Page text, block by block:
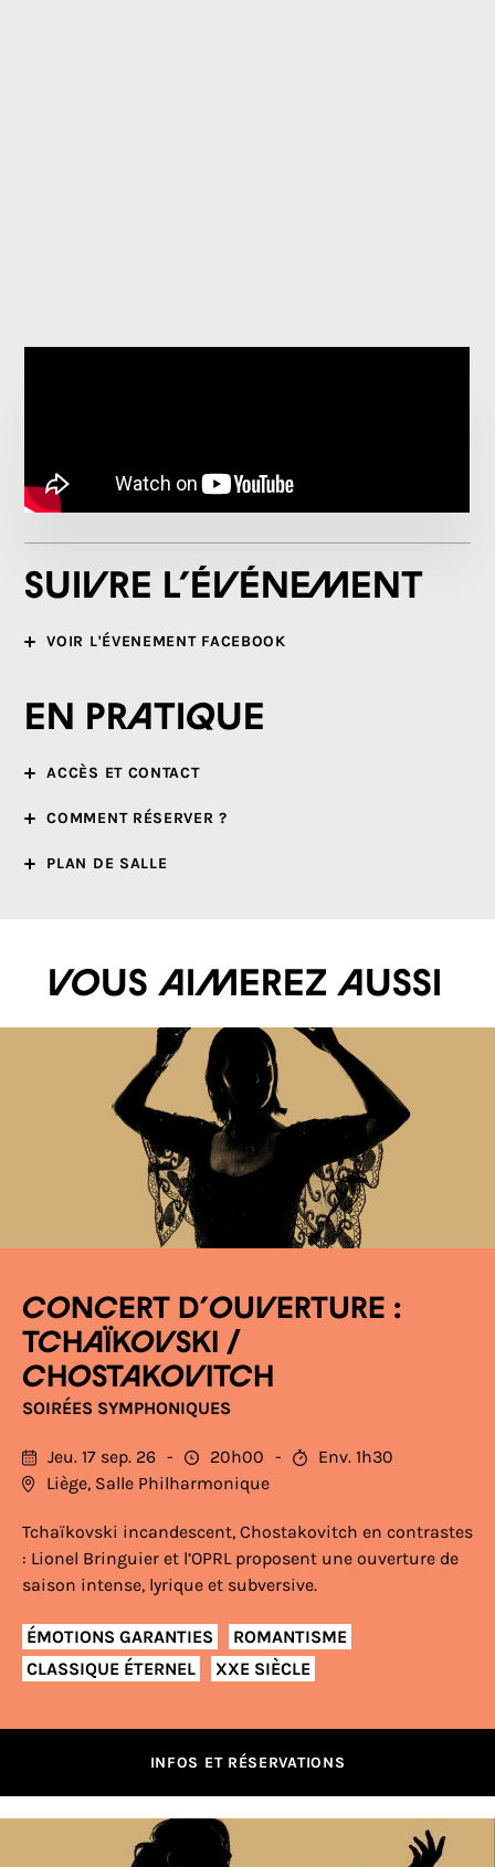
Suivre l’événement
VOIR L'ÉVENEMENT FACEBOOK
En pratique
ACCÈS ET CONTACT
COMMENT RÉSERVER ?
PLAN DE SALLE
Vous aimerez aussi
CONCERT D’OUVERTURE :
TCHAÏKOVSKI /
CHOSTAKOVITCH
SOIRÉES SYMPHONIQUES
Jeu. 17 sep. 26 20h00
Env. 1h30
Liège, Salle Philharmonique
Tchaïkovski incandescent, Chostakovitch en contrastes
: Lionel Bringuier et l’OPRL proposent une ouverture de
saison intense, lyrique et subversive.
ÉMOTIONS GARANTIES
ROMANTISME
CLASSIQUE ÉTERNEL
XXE SIÈCLE
INFOS ET RÉSERVATIONS